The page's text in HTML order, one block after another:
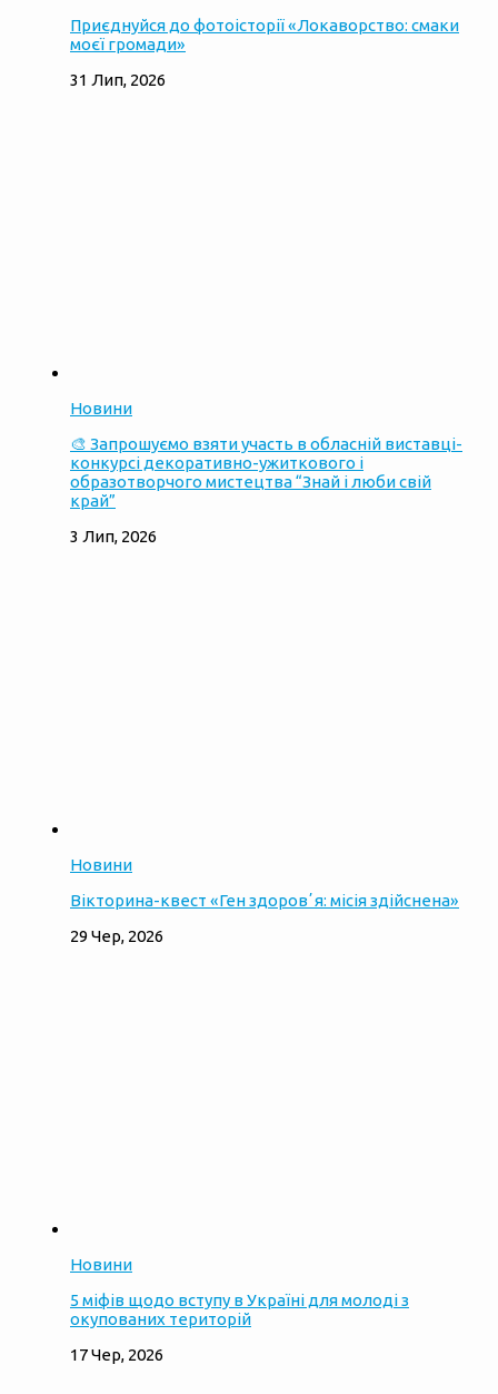
Приєднуйся до фотоісторії «Локаворство: смаки
моєї громади»
31 Лип, 2026
Новини
🎨 Запрошуємо взяти участь в обласній виставці-
конкурсі декоративно-ужиткового і
образотворчого мистецтва “Знай і люби свій
край”
3 Лип, 2026
Новини
Вікторина-квест «Ген здоровʼя: місія здійснена»
29 Чер, 2026
Новини
5 міфів щодо вступу в Україні для молоді з
окупованих територій
17 Чер, 2026